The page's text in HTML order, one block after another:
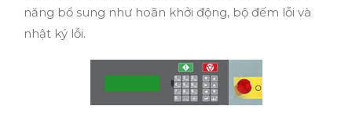
năng bổ sung như hoãn khởi động, bộ đếm lỗi và
nhật ký lỗi.